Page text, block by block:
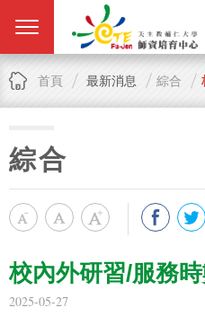
首頁 最新消息 綜合
綜合
校內外研習/服務
2025-05-27